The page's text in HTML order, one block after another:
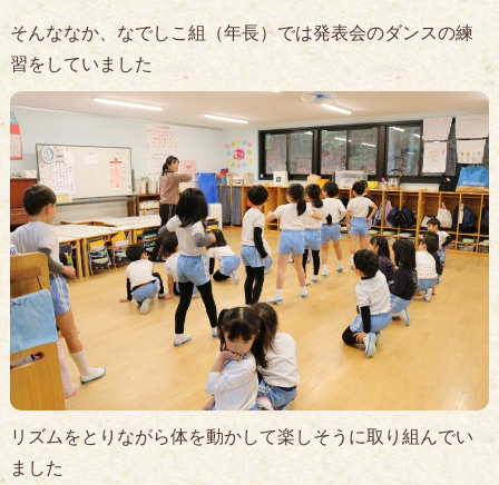
そんななか、なでしこ組（年長）では発表会のダンスの練
習をしていました
リズムをとりながら体を動かして楽しそうに取り組んでい
ました